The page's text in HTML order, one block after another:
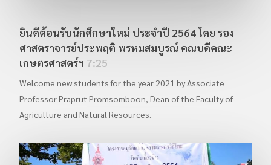
วันคล้ายวันสถาปนามหาวิทยาลัย และมอบโล่รางวัลแก่
บุคลากรดีเด่น